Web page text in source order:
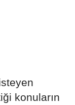
konuların